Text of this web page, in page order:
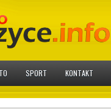
SPORT KONTAKT